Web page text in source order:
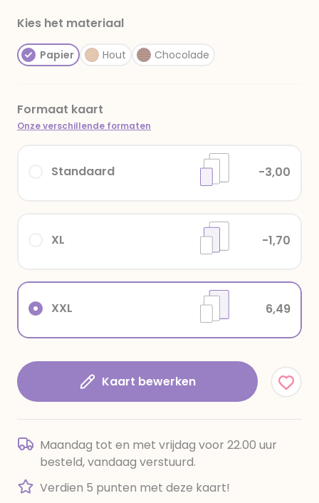
Kies het materiaal
Papier Hout Chocolade
Formaat kaart
Onze verschillende formaten
XXL 6,49
XL -1,70
Standaard -3,00
Kaart bewerken
Maandag tot en met vrijdag voor 22.00 uur
besteld, vandaag verstuurd.
Verdien 5 punten met deze kaart!